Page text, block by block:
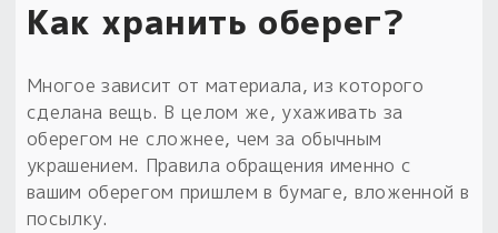
Как хранить оберег?
Многое зависит от материала, из которого
сделана вещь. В целом же, ухаживать за
оберегом не сложнее, чем за обычным
украшением. Правила обращения именно с
вашим оберегом пришлем в бумаге, вложенной в
посылку.